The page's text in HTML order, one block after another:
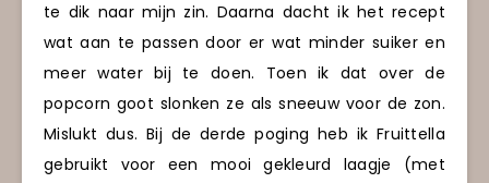
te dik naar mijn zin. Daarna dacht ik het recept
wat aan te passen door er wat minder suiker en
meer water bij te doen. Toen ik dat over de
popcorn goot slonken ze als sneeuw voor de zon.
Mislukt dus. Bij de derde poging heb ik Fruittella
gebruikt voor een mooi gekleurd laagje (met